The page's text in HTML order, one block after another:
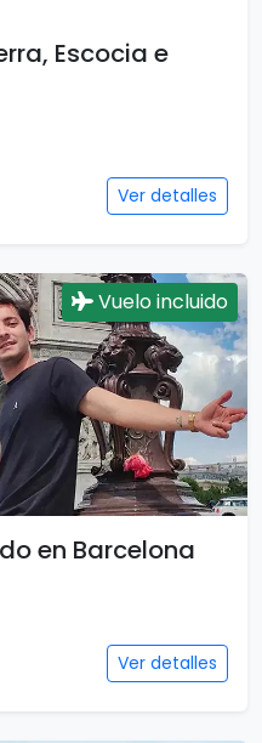
Escocia e
Ver detalles
Vuelo incluido
en Barcelona
Ver detalles